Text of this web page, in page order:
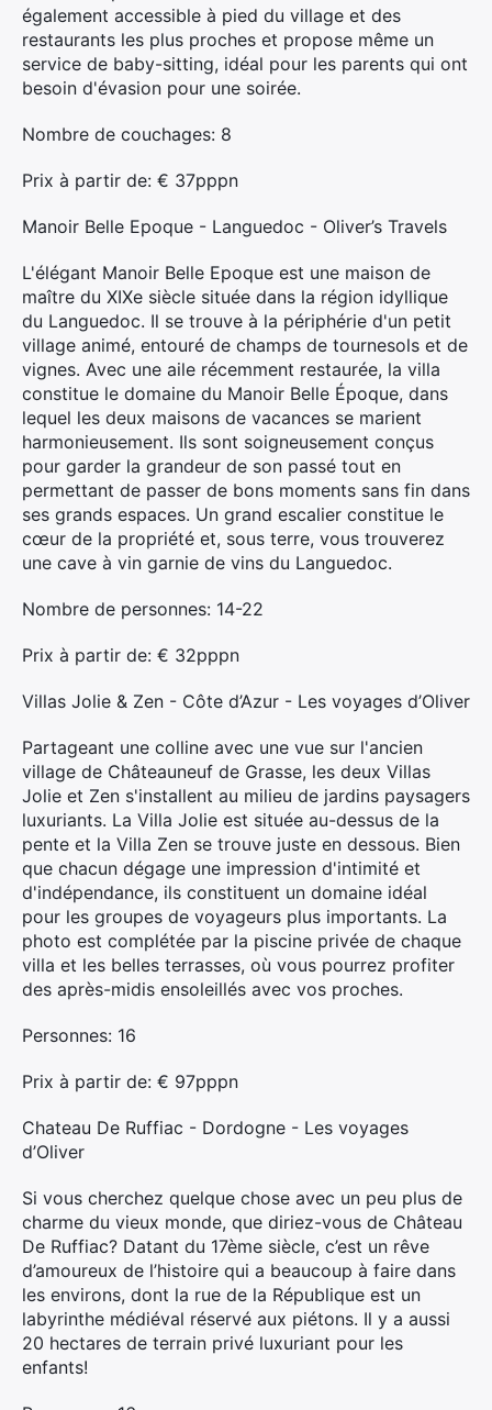
également accessible à pied du village et des
restaurants les plus proches et propose même un
service de baby-sitting, idéal pour les parents qui ont
besoin d'évasion pour une soirée.
Nombre de couchages: 8
Prix ​​à partir de: € 37pppn
Manoir Belle Epoque - Languedoc - Oliver’s Travels
L'élégant Manoir Belle Epoque est une maison de
maître du XIXe siècle située dans la région idyllique
du Languedoc. Il se trouve à la périphérie d'un petit
village animé, entouré de champs de tournesols et de
vignes. Avec une aile récemment restaurée, la villa
constitue le domaine du Manoir Belle Époque, dans
lequel les deux maisons de vacances se marient
harmonieusement. Ils sont soigneusement conçus
pour garder la grandeur de son passé tout en
permettant de passer de bons moments sans fin dans
ses grands espaces. Un grand escalier constitue le
cœur de la propriété et, sous terre, vous trouverez
une cave à vin garnie de vins du Languedoc.
Nombre de personnes: 14-22
Prix ​​à partir de: € 32pppn
Villas Jolie & Zen - Côte d’Azur - Les voyages d’Oliver
Partageant une colline avec une vue sur l'ancien
village de Châteauneuf de Grasse, les deux Villas
Jolie et Zen s'installent au milieu de jardins paysagers
luxuriants. La Villa Jolie est située au-dessus de la
pente et la Villa Zen se trouve juste en dessous. Bien
que chacun dégage une impression d'intimité et
d'indépendance, ils constituent un domaine idéal
pour les groupes de voyageurs plus importants. La
photo est complétée par la piscine privée de chaque
villa et les belles terrasses, où vous pourrez profiter
des après-midis ensoleillés avec vos proches.
Personnes: 16
Prix ​​à partir de: € 97pppn
Chateau De Ruffiac - Dordogne - Les voyages
d’Oliver
Si vous cherchez quelque chose avec un peu plus de
charme du vieux monde, que diriez-vous de Château
De Ruffiac? Datant du 17ème siècle, c’est un rêve
d’amoureux de l’histoire qui a beaucoup à faire dans
les environs, dont la rue de la République est un
labyrinthe médiéval réservé aux piétons. Il y a aussi
20 hectares de terrain privé luxuriant pour les
enfants!